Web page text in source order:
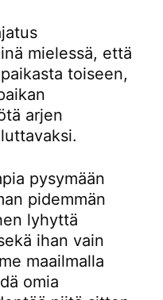
mielessä, että
toiseen,
arjen
pysymään
pidemmän
lyhyttä
ihan vain
maailmalla
omia